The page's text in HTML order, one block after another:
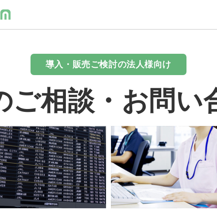
導入・販売ご検討の法人様向け
ご相談・お問い